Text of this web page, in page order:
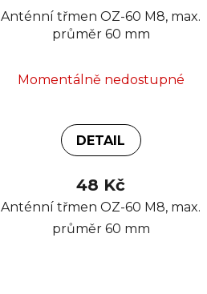
Anténní třmen OZ-60 M8, max.
průměr 60 mm
Momentálně nedostupné
DETAIL
48 Kč
Anténní třmen OZ-60 M8, max.
průměr 60 mm